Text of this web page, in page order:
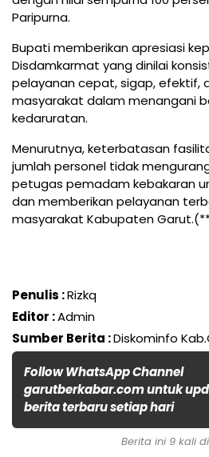
Paripurna.
Bupati memberikan apresiasi
Disdamkarmat yang dinilai
pelayanan cepat, sigap, efektif,
masyarakat dalam menangani
kedaruratan.
Menurutnya, keterbatasan
jumlah personel tidak
petugas pemadam kebakaran
dan memberikan pelayanan
masyarakat Kabupaten
Penulis :Rizkq
Editor :Admin
Sumber Berita :Diskominfo
Follow WhatsApp Channel
garutberkabar.com untuk
berita terbaru setiap hari
Berita ini 9 kali